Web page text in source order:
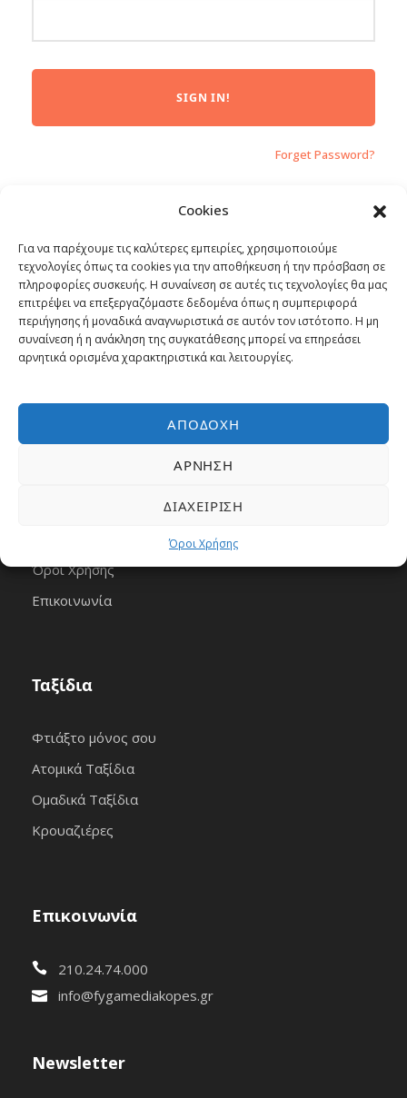
Cookies
Για να παρέχουμε τις καλύτερες εμπειρίες, χρησιμοποιούμε
τεχνολογίες όπως τα cookies για την αποθήκευση ή την πρόσβαση σε
πληροφορίες συσκευής. Η συναίνεση σε αυτές τις τεχνολογίες θα μας
επιτρέψει να επεξεργαζόμαστε δεδομένα όπως η συμπεριφορά
περιήγησης ή μοναδικά αναγνωριστικά σε αυτόν τον ιστότοπο. Η μη
συναίνεση ή η ανάκληση της συγκατάθεσης μπορεί να επηρεάσει
αρνητικά ορισμένα χαρακτηριστικά και λειτουργίες.
ΑΠΟΔΟΧΉ
ΆΡΝΗΣΗ
ΔΙΑΧΕΊΡΙΣΗ
Όροι Χρήσης
Forget Password?
DO NOT HAVE AN ACCOUNT?
CREATE AN ACCOUNT
Όροι Χρήσης
Επικοινωνία
Ταξίδια
Φτιάξτο μόνος σου
Ατομικά Ταξίδια
Ομαδικά Ταξίδια
Κρουαζιέρες
Επικοινωνία
210.24.74.000
info@fygamediakopes.gr
Newsletter